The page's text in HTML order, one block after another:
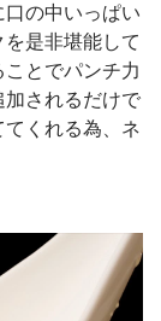
の中いっぱい
是非堪能して
とでパンチ力
されるだけで
くれる為、ネ